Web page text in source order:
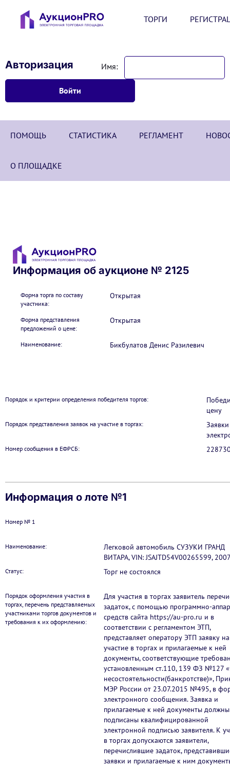
ТОРГИ
Авторизация Имя:
ПОМОЩЬ СТАТИСТИКА РЕГЛАМЕНТ
О ПЛОЩАДКЕ
Информация об аукционе № 2125
Форма торга по составу
участника:
Открытая
Форма представления
предложений о цене:
Открытая
Наименование: Бикбулатов Денис Разилевич
Порядок и критерии определения победителя торгов:
цену
Порядок представления заявок на участие в торгах:
Номер сообщения в ЕФРСБ:
Информация о лоте №1
Номер № 1
Наименование:
Легковой автомобиль СУЗУКИ ГРАНД
ВИТАРА, VIN: JSAJTD54V00265599,
Статус: Торг не состоялся
Порядок оформления участия в
торгах, перечень представляемых
участниками торгов документов и
требования к их оформлению:
Для участия в торгах заявитель
задаток, с помощью программно-
средств сайта https://au-pro.ru и в
соответствии с регламентом ЭТП,
представляет оператору ЭТП заявку на
участие в торгах и прилагаемые к ней
документы, соответствующие
установленным ст.110, 139 ФЗ №127
несостоятельности(банкротстве)»,
МЭР России от 23.07.2015 №495, в
электронного сообщения. Заявка и
прилагаемые к ней документы
подписаны квалифицированной
электронной подписью заявителя. К
в торгах допускаются заявители,
перечислившие задаток,
заявки и прилагаемые к ним